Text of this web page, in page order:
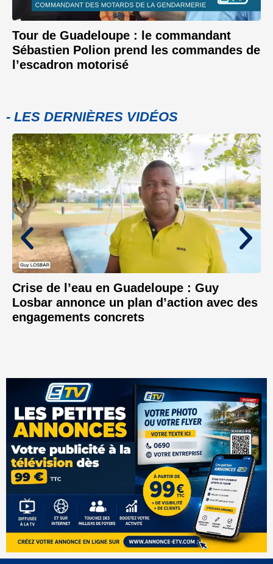
Tour de Guadeloupe : le commandant
Sébastien Polion prend les commandes de
l’escadron motorisé
- LES DERNIÈRES VIDÉOS
Crise de l’eau en Guadeloupe : Guy
Losbar annonce un plan d’action avec des
engagements concrets